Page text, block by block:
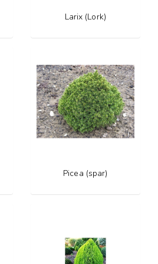
Larix (Lork)
Picea (spar)